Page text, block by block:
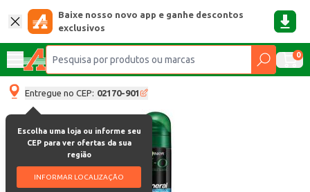
Baixe nosso novo app e ganhe descontos
exclusivos
0
Entregue no CEP: 02170-901
Escolha uma loja ou informe seu
CEP para ver ofertas da sua
região
INFORMAR LOCALIZAÇÃO